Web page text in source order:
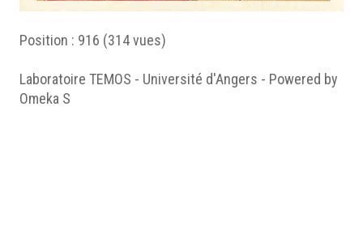
Position : 916 (314vues)
Laboratoire TEMOS - Université d'Angers - Powered by
Omeka S